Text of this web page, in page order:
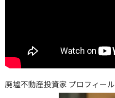
廃墟不動産投資家 プロフィール